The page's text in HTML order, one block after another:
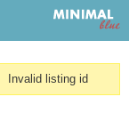
Invalid listing id